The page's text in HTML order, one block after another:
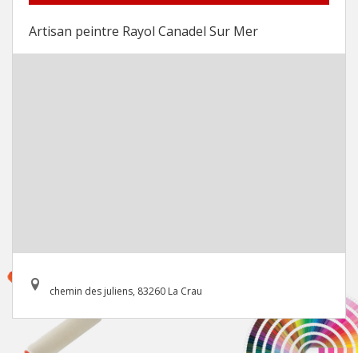
Artisan peintre Rayol Canadel Sur Mer
chemin des juliens, 83260 La Crau